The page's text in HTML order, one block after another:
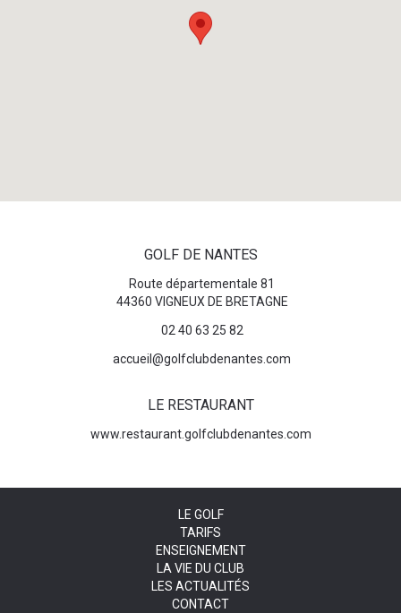
GOLF DE NANTES
Route départementale 81
44360 VIGNEUX DE BRETAGNE
02 40 63 25 82
accueil@golfclubdenantes.com
LE RESTAURANT
www.restaurant.golfclubdenantes.com
LE GOLF
TARIFS
ENSEIGNEMENT
LA VIE DU CLUB
LES ACTUALITÉS
CONTACT